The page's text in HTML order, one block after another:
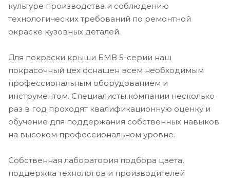
культуре производства и соблюдению
технологических требований по ремонтной
окраске кузовных деталей.
Для покраски крыши БМВ 5-серии наш
покрасочный цех оснащен всем необходимым
профессиональным оборудованием и
инструментом. Специалисты компании несколько
раз в год проходят квалификационную оценку и
обучение для поддержания собственных навыков
на высоком профессиональном уровне.
Собственная лаборатория подбора цвета,
поддержка технологов и производителей